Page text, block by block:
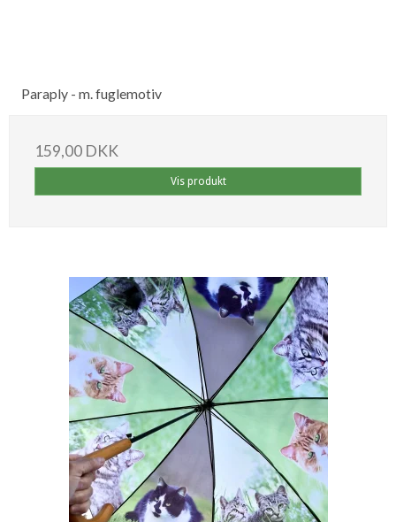
Paraply - m. fuglemotiv
159,00 DKK
Vis produkt